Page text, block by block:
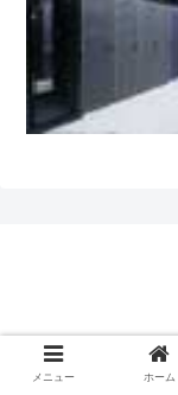
メニュー ホーム